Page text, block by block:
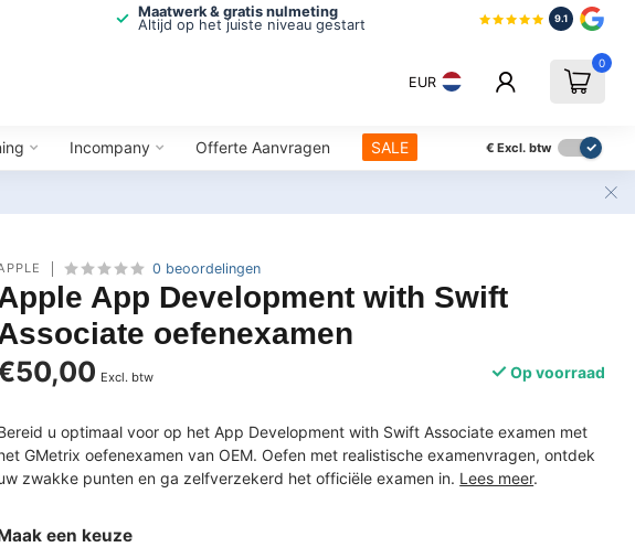
Maatwerk & gratis nulmeting
Altijd op het juiste niveau gestart
9.1
EUR
0
Incompany Offerte Aanvragen SALE € Excl. btw
0 beoordelingen
App Development with Swift
oefenexamen
Excl. btw Op voorraad
u optimaal voor op het App Development with Swift Associate examen met
GMetrix oefenexamen van OEM. Oefen met realistische examenvragen, ontdek
zwakke punten en ga zelfverzekerd het officiële examen in. Lees meer.
een keuze